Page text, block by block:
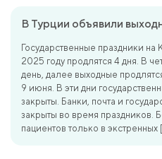
В Турции объявили
Государственные праздники
2025 году продлятся 4 дня. В
день, далее выходные
9 июня. В эти дни
закрыты. Банки, почта и
закрыты во время праздников.
пациентов только в экстренных